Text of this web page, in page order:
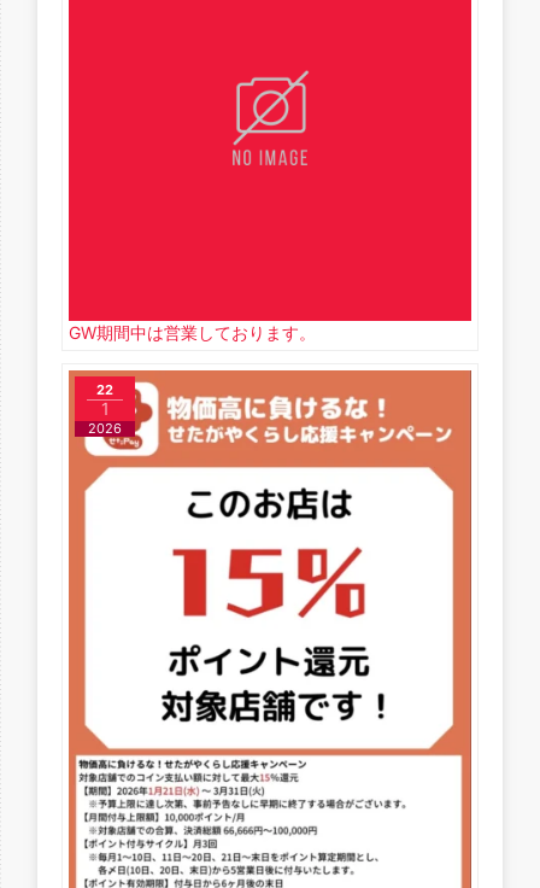
GW期間中は営業しております。
22
1
2026